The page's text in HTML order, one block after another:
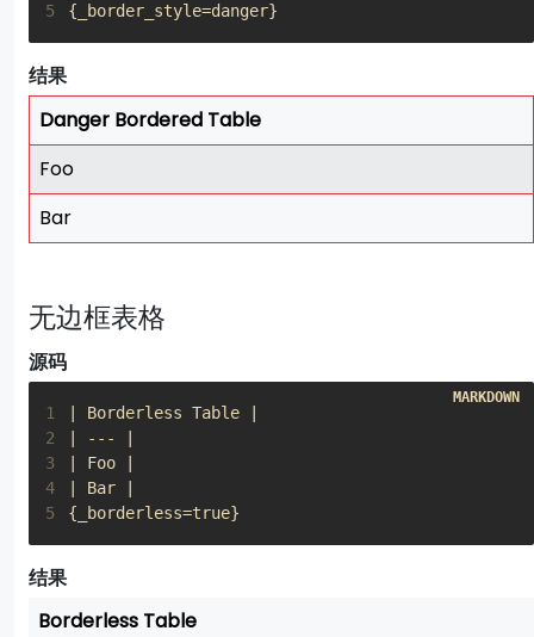
5
{_border_style=danger}
结果
Danger Bordered Table
Foo
Bar
无边框表格
源码
1
2
3
4
5
{_borderless=true}
结果
Borderless Table